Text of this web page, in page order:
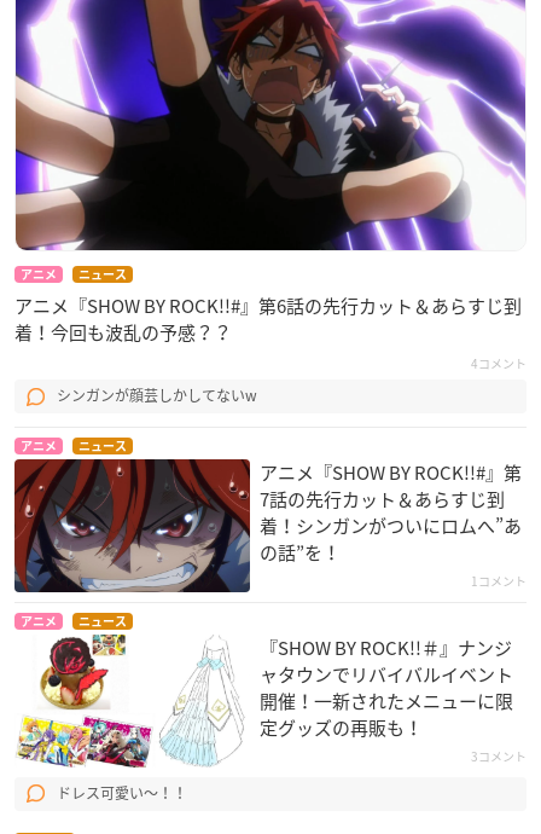
アニメ ニュース
アニメ『SHOW BY ROCK!!#』第6話の先行カット＆あらすじ到
着！今回も波乱の予感？？
4コメント
シンガンが顔芸しかしてないw
アニメ ニュース
アニメ『SHOW BY ROCK!!#』第
7話の先行カット＆あらすじ到
着！シンガンがついにロムへ”あ
の話”を！
1コメント
アニメ ニュース
『SHOW BY ROCK!!＃』ナンジ
ャタウンでリバイバルイベント
開催！一新されたメニューに限
定グッズの再販も！
3コメント
ドレス可愛い〜！！